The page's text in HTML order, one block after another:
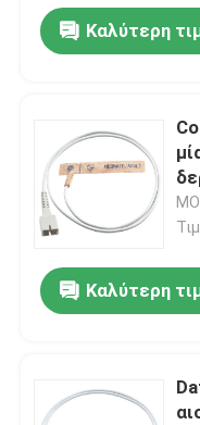
Καλύτερη
Καλύτερη